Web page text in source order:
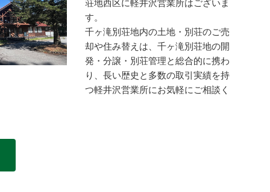
荘地西区に軽井沢営業所はございま
す。
千ヶ滝別荘地内の土地・別荘のご売
却や住み替えは、千ヶ滝別荘地の開
発・分譲・別荘管理と総合的に携わ
り、長い歴史と多数の取引実績を持
つ軽井沢営業所にお気軽にご相談く